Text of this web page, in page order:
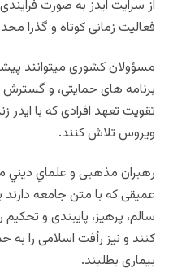
از سرایت ایدز به صورت
فعالیت زمانی کوتاه و گذرا
مسؤولان کشوری میتوانند
برنامه های حمایتی، و
تقویت تعهد افرادی که با ایدر
ویروس تلاش کنند.
رهبران مذهبی و علماي دیني
عمیقی که با متن جامعه
سالم، پرهیز، پایبندی و
کنند و نیز رأفت اسلامی را به
بیماری بطلبند.